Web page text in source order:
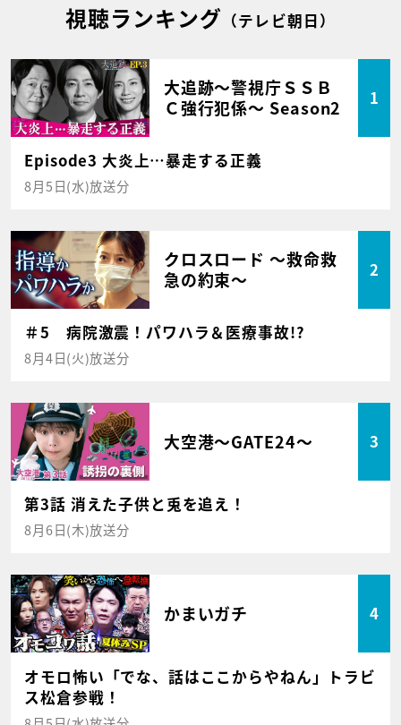
視聴ランキング （テレビ朝日）
大追跡～警視庁ＳＳＢ
Ｃ強行犯係～ Season2
1
Episode3 大炎上…暴走する正義
8月5日(水)放送分
クロスロード ～救命救
急の約束～
2
＃5 病院激震！パワハラ＆医療事故!?
8月4日(火)放送分
大空港～GATE24～ 3
第3話 消えた子供と兎を追え！
8月6日(木)放送分
かまいガチ 4
オモロ怖い「でな、話はここからやねん」トラビ
ス松倉参戦！